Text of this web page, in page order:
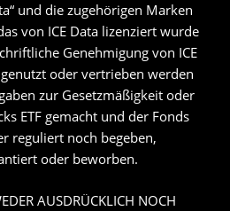
und die zugehörigen Marken
von ICE Data lizenziert wurde
Genehmigung von ICE
oder vertrieben werden
zur Gesetzmäßigkeit oder
ETF gemacht und der Fonds
reguliert noch begeben,
oder beworben.
AUSDRÜCKLICH NOCH